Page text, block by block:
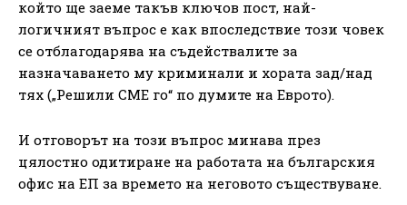
който ще заеме такъв ключов пост, най-
логичният въпрос е как впоследствие този човек
се отблагодарява на съдействалите за
назначаването му криминали и хората зад/над
тях („Решили СМЕ го“ по думите на Еврото).
И отговорът на този въпрос минава през
цялостно одитиране на работата на българския
офис на ЕП за времето на неговото съществуване.